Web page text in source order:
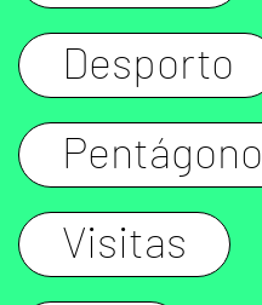
Desporto
Pentágono
Visitas